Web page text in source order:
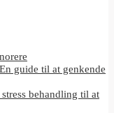
guide til at genkende
behandling til at